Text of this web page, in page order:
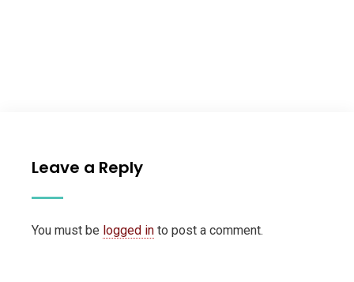
Leave a Reply
You must be logged in to post a comment.